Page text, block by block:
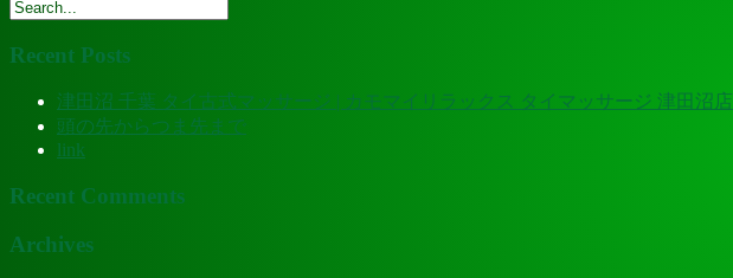
Recent Posts
津田沼 千葉 タイ古式マッサージ | カモマイリラックス タイマッサージ 津田沼店
頭の先からつま先まで
link
Recent Comments
Archives